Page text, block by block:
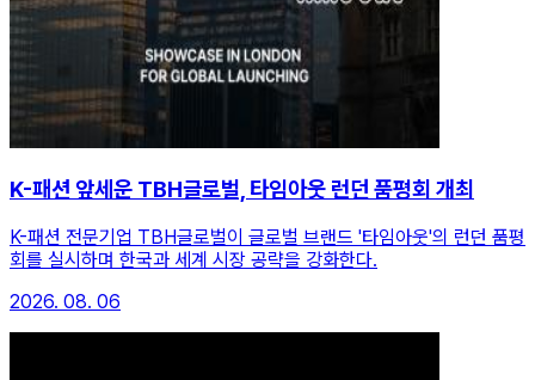
K-패션 앞세운 TBH글로벌, 타임아웃 런던 품평회 개최
K-패션 전문기업 TBH글로벌이 글로벌 브랜드 '타임아웃'의 런던 품평
회를 실시하며 한국과 세계 시장 공략을 강화한다.
2026. 08. 06